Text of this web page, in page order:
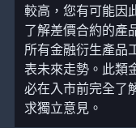
較高，您有可能因
了解差價合約的產
所有金融衍生產品
表未來走勢。此類
必在入市前完全了
求獨立意見。